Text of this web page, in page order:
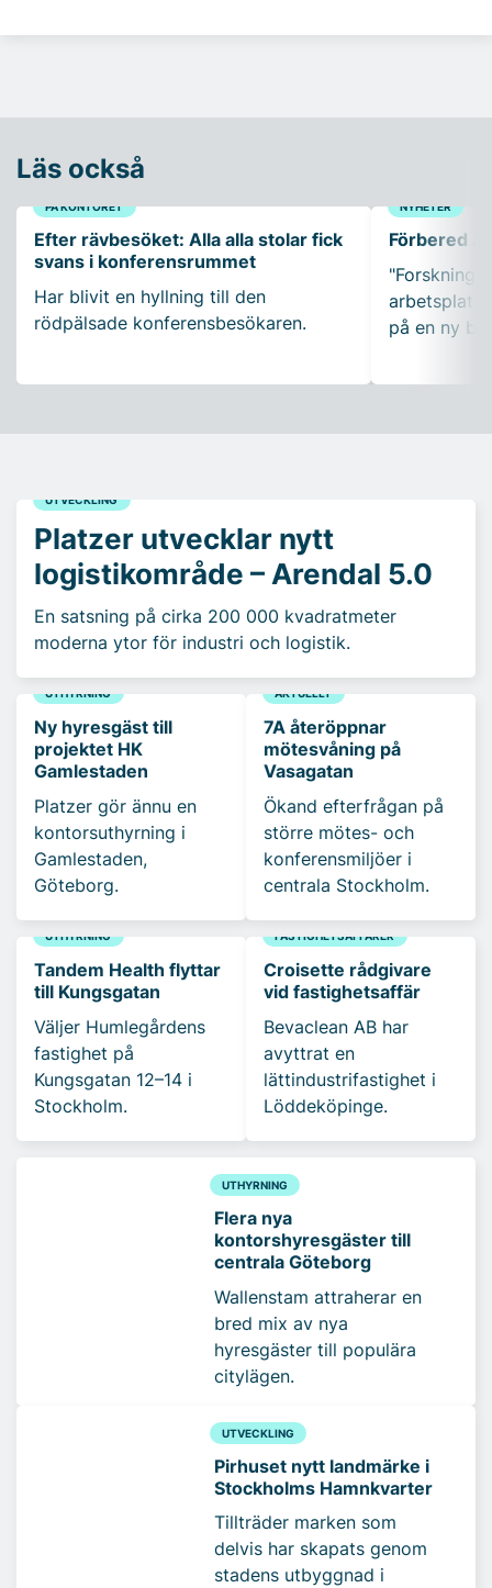
Läs också
PÅ KONTORET
Efter rävbesöket: Alla alla stolar fick
svans i konferensrummet
Har blivit en hyllning till den
rödpälsade konferensbesökaren.
NYHETER
Förbered
"Forskning
på en ny
UTVECKLING
Platzer utvecklar nytt
logistikområde – Arendal 5.0
En satsning på cirka 200 000 kvadratmeter
moderna ytor för industri och logistik.
UTHYRNING
Ny hyresgäst till
projektet HK
Gamlestaden
Platzer gör ännu en
kontorsuthyrning i
Gamlestaden,
Göteborg.
AKTUELLT
7A återöppnar
mötesvåning på
Vasagatan
Ökand efterfrågan på
större mötes- och
konferensmiljöer i
centrala Stockholm.
UTHYRNING
Tandem Health flyttar
till Kungsgatan
Väljer Humlegårdens
fastighet på
Kungsgatan 12–14 i
Stockholm.
FASTIGHETSAFFÄRER
Croisette rådgivare
vid fastighetsaffär
Bevaclean AB har
avyttrat en
lättindustrifastighet i
Löddeköpinge.
UTHYRNING
Flera nya
kontorshyresgäster till
centrala Göteborg
Wallenstam attraherar en
bred mix av nya
hyresgäster till populära
citylägen.
UTVECKLING
Pirhuset nytt landmärke i
Stockholms Hamnkvarter
Tillträder marken som
delvis har skapats genom
stadens utbyggnad i